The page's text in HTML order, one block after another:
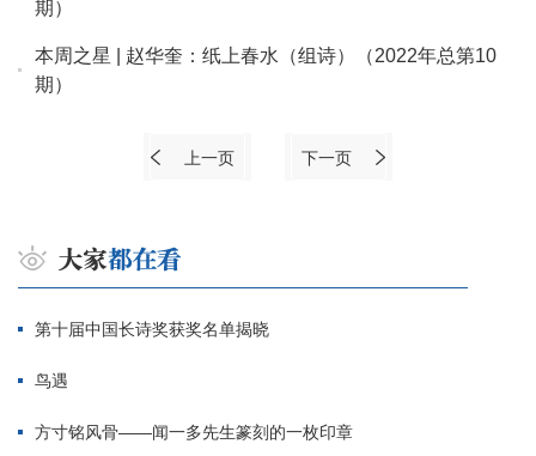
期）
本周之星 | 赵华奎：纸上春水（组诗）（2022年总第10
期）
上一页 下一页